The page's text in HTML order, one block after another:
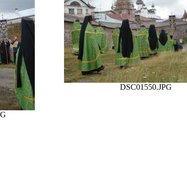
DSC01550.JPG